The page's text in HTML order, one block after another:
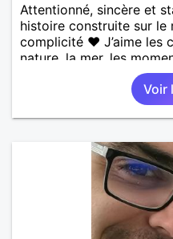
Attentionné, sincère et
histoire construite sur le
complicité ❤️ J’aime les
nature, la mer, les
personnes au grand
affectueux, j’adore les
et les calinous
par peser, alors si tu es
temps de discuter… et
Voir